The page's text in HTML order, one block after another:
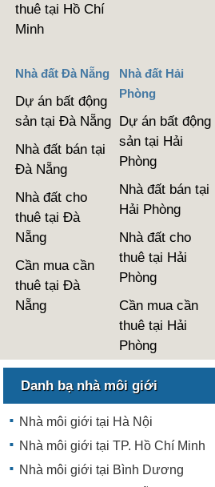
thuê tại Hồ Chí
Minh
Nhà đất Đà Nẵng
Dự án bất động
sản tại Đà Nẵng
Nhà đất bán tại
Đà Nẵng
Nhà đất cho
thuê tại Đà
Nẵng
Cần mua cần
thuê tại Đà
Nẵng
Nhà đất Hải
Phòng
Dự án bất động
sản tại Hải
Phòng
Nhà đất bán tại
Hải Phòng
Nhà đất cho
thuê tại Hải
Phòng
Cần mua cần
thuê tại Hải
Phòng
Danh bạ nhà môi giới
Nhà môi giới tại Hà Nội
Nhà môi giới tại TP. Hồ Chí Minh
Nhà môi giới tại Bình Dương